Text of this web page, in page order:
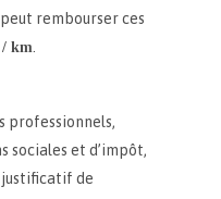
rembourser ces
/ km
professionnels,
sociales et d’impôt,
justificatif de